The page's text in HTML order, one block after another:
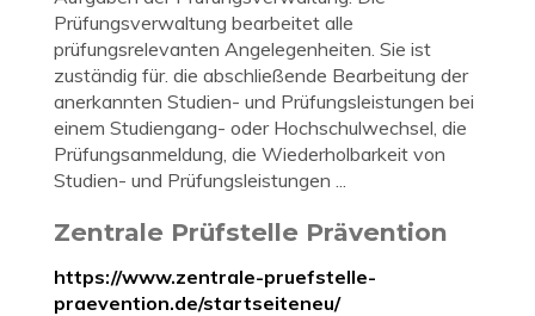
Prüfungsverwaltung bearbeitet alle
prüfungsrelevanten Angelegenheiten. Sie ist
zuständig für. die abschließende Bearbeitung der
anerkannten Studien- und Prüfungsleistungen bei
einem Studiengang- oder Hochschulwechsel, die
Prüfungsanmeldung, die Wiederholbarkeit von
Studien- und Prüfungsleistungen ...
Zentrale Prüfstelle Prävention
https://www.zentrale-pruefstelle-
praevention.de/startseiteneu/